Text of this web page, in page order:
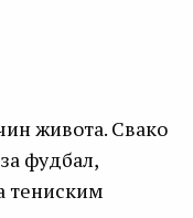
живота. Свако
фудбал,
тениским